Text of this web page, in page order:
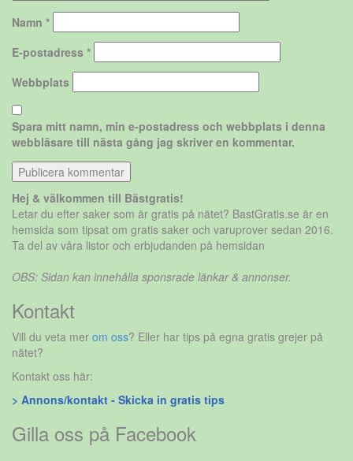
Namn *
E-postadress *
Webbplats
Spara mitt namn, min e-postadress och webbplats i denna
webbläsare till nästa gång jag skriver en kommentar.
Hej & välkommen till Bästgratis!
Letar du efter saker som är gratis på nätet? BastGratis.se är en
hemsida som tipsat om gratis saker och varuprover sedan 2016.
Ta del av våra listor och erbjudanden på hemsidan
OBS: Sidan kan innehålla sponsrade länkar & annonser.
Kontakt
Vill du veta mer om oss? Eller har tips på egna gratis grejer på
nätet?
Kontakt oss här:
> Annons/kontakt - Skicka in gratis tips
Gilla oss på Facebook